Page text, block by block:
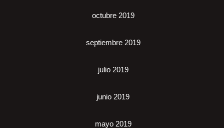
octubre 2019
septiembre 2019
julio 2019
junio 2019
mayo 2019